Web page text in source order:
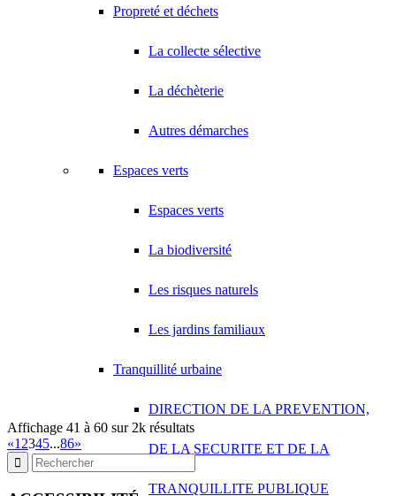
Propreté et déchets
La collecte sélective
La déchèterie
Autres démarches
Espaces verts
Espaces verts
La biodiversité
Les risques naturels
Les jardins familiaux
Tranquillité urbaine
DIRECTION DE LA PREVENTION,
DE LA SECURITE ET DE LA
TRANQUILLITE PUBLIQUE
Affichage 41 à 60 sur 2k résultats
«1 2345...86»